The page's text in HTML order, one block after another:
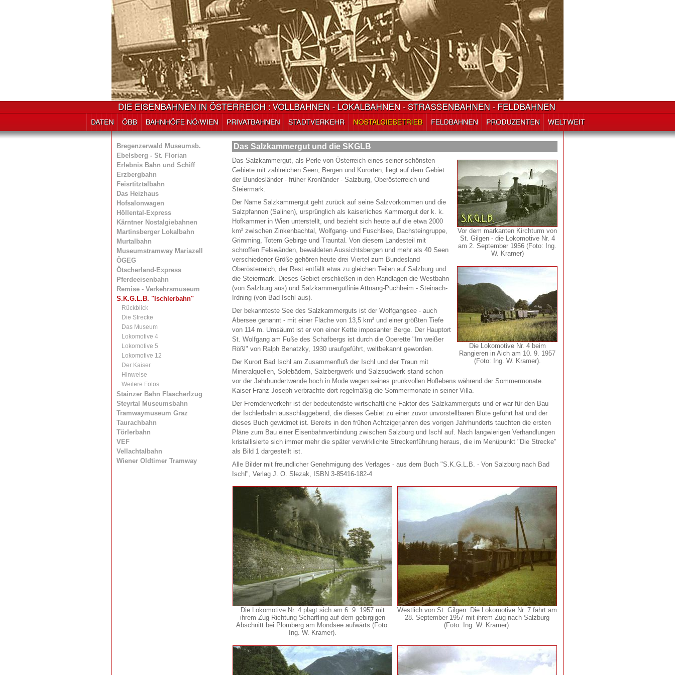
Bregenzerwald Museumsb.
Ebelsberg - St. Florian
Erlebnis Bahn und Schiff
Erzbergbahn
Feisrtitztalbahn
Das Heizhaus
Hofsalonwagen
Höllental-Express
Kärntner Nostalgiebahnen
Martinsberger Lokalbahn
Murtalbahn
Museumstramway Mariazell
ÖGEG
Ötscherland-Express
Pferdeeisenbahn
Remise - Verkehrsmuseum
S.K.G.L.B. "Ischlerbahn"
Rückblick
Die Strecke
Das Museum
Lokomotive 4
Lokomotive 5
Lokomotive 12
Der Kaiser
Hinweise
Weitere Fotos
Stainzer Bahn Flascherlzug
Steyrtal Museumsbahn
Tramwaymuseum Graz
Taurachbahn
Törlerbahn
VEF
Vellachtalbahn
Wiener Oldtimer Tramway
Das Salzkammergut und die SKGLB
Vor dem markanten Kirchturm von
St. Gilgen - die Lokomotive Nr. 4
am 2. September 1956 (Foto: Ing.
W. Kramer)
Die Lokomotive Nr. 4 beim
Rangieren in Aich am 10. 9. 1957
(Foto: Ing. W. Kramer).
Das Salzkammergut, als Perle von Österreich eines seiner schönsten
Gebiete mit zahlreichen Seen, Bergen und Kurorten, liegt auf dem Gebiet
der Bundesländer - früher Kronländer - Salzburg, Oberösterreich und
Steiermark.
Der Name Salzkammergut geht zurück auf seine Salzvorkommen und die
Salzpfannen (Salinen), ursprünglich als kaiserliches Kammergut der k. k.
Hofkammer in Wien unterstellt, und bezieht sich heute auf die etwa 2000
km² zwischen Zinkenbachtal, Wolfgang- und Fuschlsee, Dachsteingruppe,
Grimming, Totem Gebirge und Trauntal. Von diesem Landesteil mit
schroffen Felswänden, bewaldeten Aussichtsbergen und mehr als 40 Seen
verschiedener Größe gehören heute drei Viertel zum Bundesland
Oberösterreich, der Rest entfällt etwa zu gleichen Teilen auf Salzburg und
die Steiermark. Dieses Gebiet erschließen in den Randlagen die Westbahn
(von Salzburg aus) und Salzkammergutlinie Attnang-Puchheim - Steinach-
Irdning (von Bad Ischl aus).
Der bekannteste See des Salzkammerguts ist der Wolfgangsee - auch
Abersee genannt - mit einer Fläche von 13,5 km² und einer größten Tiefe
von 114 m. Umsäumt ist er von einer Kette imposanter Berge. Der Hauptort
St. Wolfgang am Fuße des Schafbergs ist durch die Operette "Im weißer
Rößl" von Ralph Benatzky, 1930 uraufgeführt, weltbekannt geworden.
Der Kurort Bad Ischl am Zusammenfluß der Ischl und der Traun mit
Mineralquellen, Solebädern, Salzbergwerk und Salzsudwerk stand schon
vor der Jahrhundertwende hoch in Mode wegen seines prunkvollen Hoflebens während der Sommermonate.
Kaiser Franz Joseph verbrachte dort regelmäßig die Sommermonate in seiner Villa.
Der Fremdenverkehr ist der bedeutendste wirtschaftliche Faktor des Salzkammerguts und er war für den Bau
der Ischlerbahn ausschlaggebend, die dieses Gebiet zu einer zuvor unvorstellbaren Blüte geführt hat und der
dieses Buch gewidmet ist. Bereits in den frühen Achtzigerjahren des vorigen Jahrhunderts tauchten die ersten
Pläne zum Bau einer Eisenbahnverbindung zwischen Salzburg und Ischl auf. Nach langwierigen Verhandlungen
kristallisierte sich immer mehr die später verwirklichte Streckenführung heraus, die im Menüpunkt "Die Strecke"
als Bild 1 dargestellt ist.
Alle Bilder mit freundlicher Genehmigung des Verlages - aus dem Buch "S.K.G.L.B. - Von Salzburg nach Bad
Ischl", Verlag J. O. Slezak, ISBN 3-85416-182-4
Die Lokomotive Nr. 4 plagt sich am 6. 9. 1957 mit
ihrem Zug Richtung Scharfling auf dem gebirgigen
Abschnitt bei Plomberg am Mondsee aufwärts (Foto:
Ing. W. Kramer).
Westlich von St. Gilgen: Die Lokomotive Nr. 7 fährt am
28. September 1957 mit ihrem Zug nach Salzburg
(Foto: Ing. W. Kramer).